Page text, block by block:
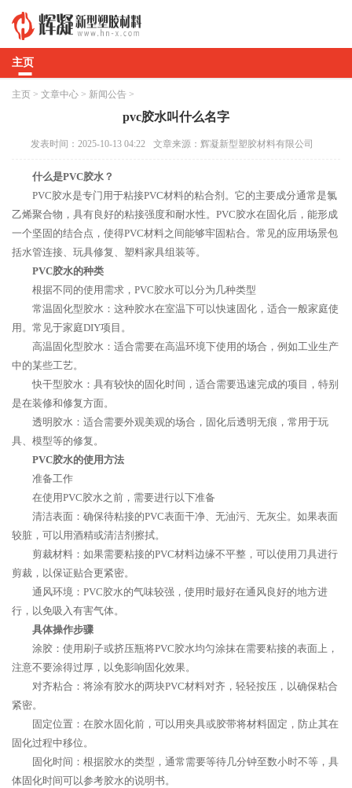
主页
主页 > 文章中心 > 新闻公告 >
pvc胶水叫什么名字
发表时间：2025-10-13 04:22 文章来源：辉凝新型塑胶材料有限公司
什么是PVC胶水？
PVC胶水是专门用于粘接PVC材料的粘合剂。它的主要成分通常是氯
乙烯聚合物，具有良好的粘接强度和耐水性。PVC胶水在固化后，能形成
一个坚固的结合点，使得PVC材料之间能够牢固粘合。常见的应用场景包
括水管连接、玩具修复、塑料家具组装等。
PVC胶水的种类
根据不同的使用需求，PVC胶水可以分为几种类型
常温固化型胶水：这种胶水在室温下可以快速固化，适合一般家庭使
用。常见于家庭DIY项目。
高温固化型胶水：适合需要在高温环境下使用的场合，例如工业生产
中的某些工艺。
快干型胶水：具有较快的固化时间，适合需要迅速完成的项目，特别
是在装修和修复方面。
透明胶水：适合需要外观美观的场合，固化后透明无痕，常用于玩
具、模型等的修复。
PVC胶水的使用方法
准备工作
在使用PVC胶水之前，需要进行以下准备
清洁表面：确保待粘接的PVC表面干净、无油污、无灰尘。如果表面
较脏，可以用酒精或清洁剂擦拭。
剪裁材料：如果需要粘接的PVC材料边缘不平整，可以使用刀具进行
剪裁，以保证贴合更紧密。
通风环境：PVC胶水的气味较强，使用时最好在通风良好的地方进
行，以免吸入有害气体。
具体操作步骤
涂胶：使用刷子或挤压瓶将PVC胶水均匀涂抹在需要粘接的表面上，
注意不要涂得过厚，以免影响固化效果。
对齐粘合：将涂有胶水的两块PVC材料对齐，轻轻按压，以确保粘合
紧密。
固定位置：在胶水固化前，可以用夹具或胶带将材料固定，防止其在
固化过程中移位。
固化时间：根据胶水的类型，通常需要等待几分钟至数小时不等，具
体固化时间可以参考胶水的说明书。